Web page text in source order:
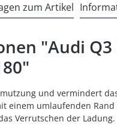
zum Artikel
"Audi Q3
und vermindert
einem umlaufenden
Verrutschen der Ladung.